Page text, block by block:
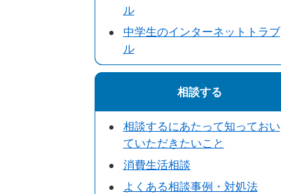
ル
中学生のインターネットトラブ
ル
相談する
相談するにあたって知っておい
ていただきたいこと
消費生活相談
よくある相談事例・対処法